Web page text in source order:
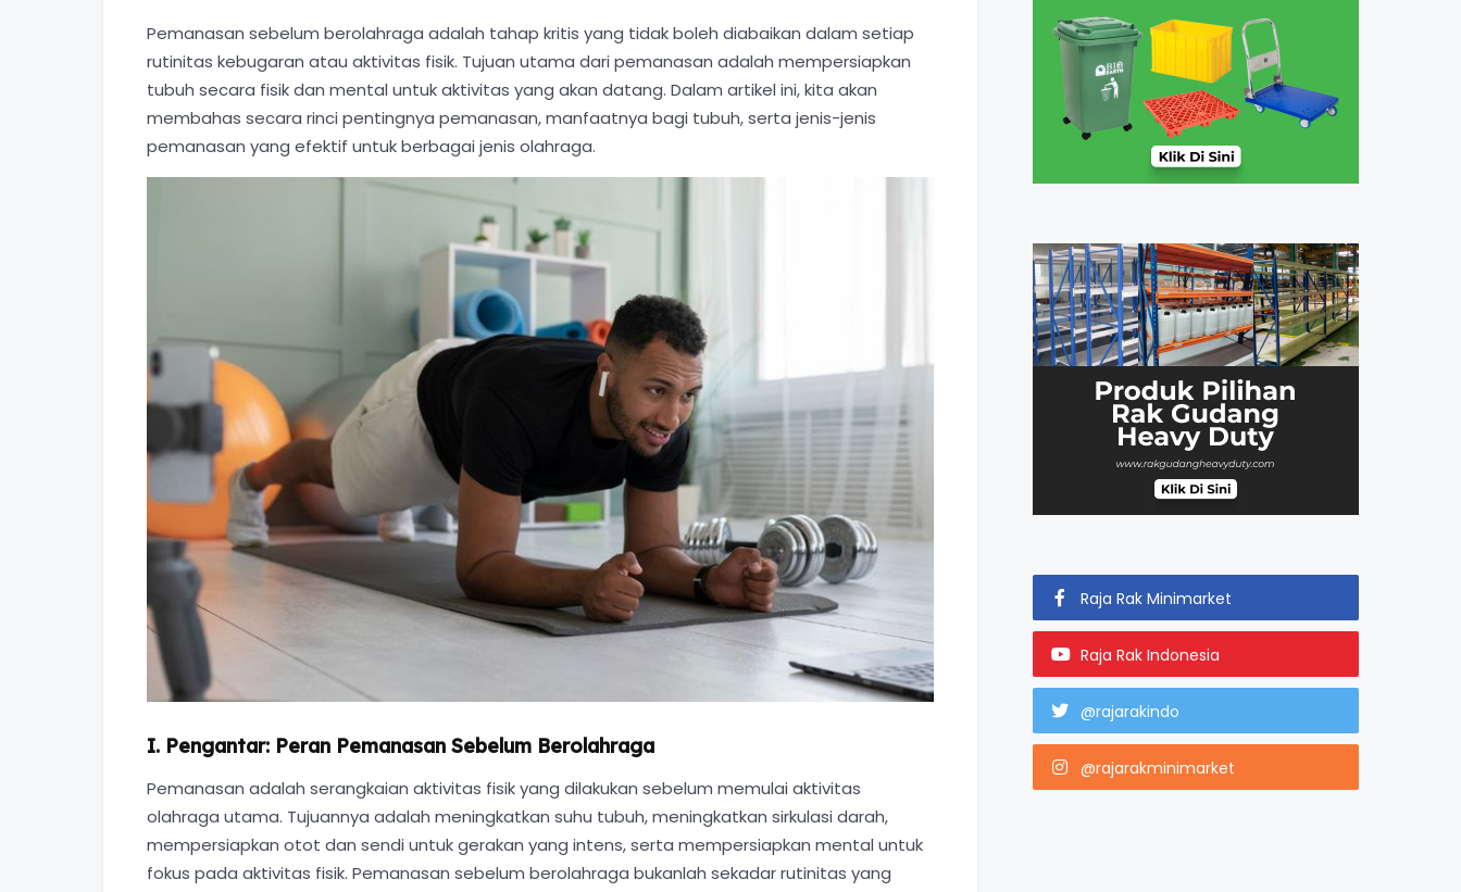
Pemanasan sebelum berolahraga adalah tahap kritis yang tidak boleh diabaikan dalam setiap
rutinitas kebugaran atau aktivitas fisik. Tujuan utama dari pemanasan adalah mempersiapkan
tubuh secara fisik dan mental untuk aktivitas yang akan datang. Dalam artikel ini, kita akan
membahas secara rinci pentingnya pemanasan, manfaatnya bagi tubuh, serta jenis-jenis
pemanasan yang efektif untuk berbagai jenis olahraga.
I. Pengantar: Peran Pemanasan Sebelum Berolahraga
Pemanasan adalah serangkaian aktivitas fisik yang dilakukan sebelum memulai aktivitas
olahraga utama. Tujuannya adalah meningkatkan suhu tubuh, meningkatkan sirkulasi darah,
mempersiapkan otot dan sendi untuk gerakan yang intens, serta mempersiapkan mental untuk
fokus pada aktivitas fisik. Pemanasan sebelum berolahraga bukanlah sekadar rutinitas yang
Raja Rak Minimarket
Raja Rak Indonesia
@rajarakindo
@rajarakminimarket